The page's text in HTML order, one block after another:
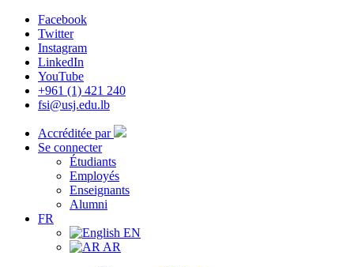
Facebook
Twitter
Instagram
LinkedIn
YouTube
+961 (1) 421 240
fsi@usj.edu.lb
Accréditée par
Se connecter
Étudiants
Employés
Enseignants
Alumni
FR
EN
AR